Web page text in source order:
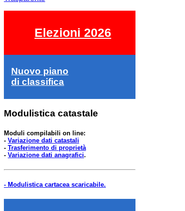
Elezioni 2026
Nuovo piano
di classifica
Modulistica catastale
Moduli compilabili on line:
- Variazione dati catastali
- Trasferimento di proprietà
- Variazione dati anagrafici.
- Modulistica cartacea scaricabile.